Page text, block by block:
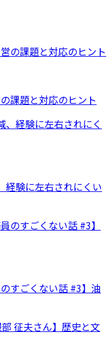
課題と対応のヒント
経験に左右されにくい
すごくない話 #3】油